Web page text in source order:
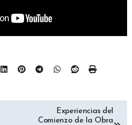
Experiencias del
Comienzo de la Obra